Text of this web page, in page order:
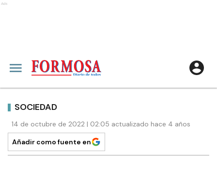
Ads
SOCIEDAD
14 de octubre de 2022 | 02:05 actualizado hace 4 años
Añadir como fuente en